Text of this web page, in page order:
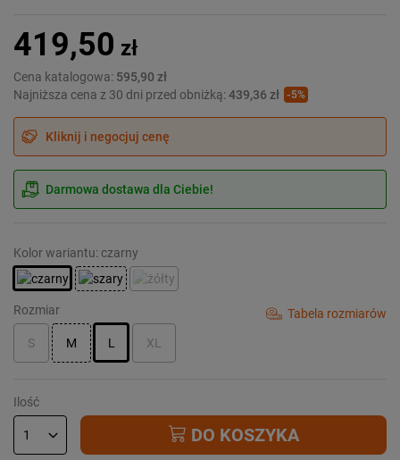
419,50 zł
Cena katalogowa: 595,90 zł
Najniższa cena z 30 dni przed obniżką: 439,36 zł -5%
Kliknij i negocjuj cenę
Darmowa dostawa dla Ciebie!
Kolor wariantu: czarny
Rozmiar Tabela rozmiarów
S M L XL
Ilość
DO KOSZYKA